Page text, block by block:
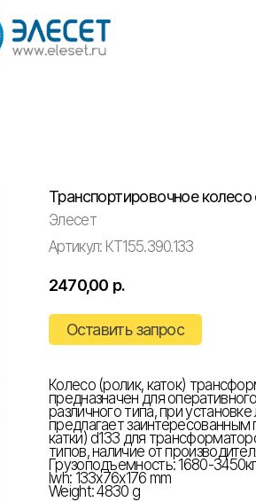
Транспортировочное колесо
Элесет
Артикул: КТ155.390.133
2470,00 р.
Оставить запрос
Колесо (ролик, каток)
предназначен для
различного типа, при
предлагает
катки) d133 для
типов, наличие от
Грузоподъемность: 1680-
lwh: 133x76x176 mm
Weight: 4830 g